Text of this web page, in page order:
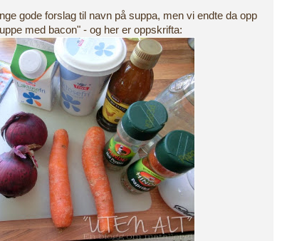
gode forslag til navn på suppa, men vi endte da opp
med bacon" - og her er oppskrifta: